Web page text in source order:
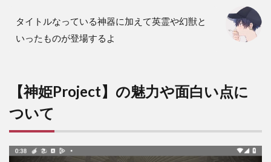
姫
Project】
3.1
パー
ティ
全体
性を
タイトルなっている神器に加えて英霊や幻獣と
いったものが登場するよ
【神姫Project】の魅力や面白い点に
ついて